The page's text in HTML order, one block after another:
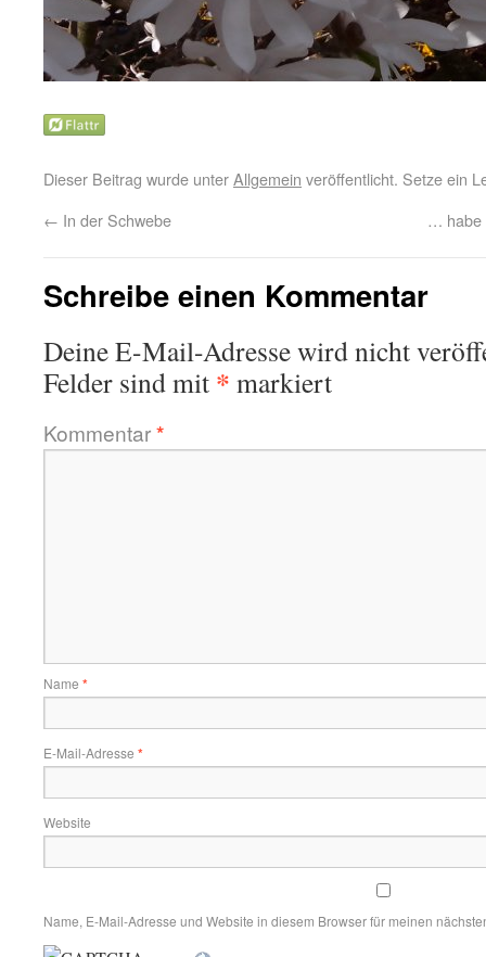
Dieser Beitrag wurde unterAllgemein veröffentlicht. Setze ein
← In der Schwebe … habe
Schreibe einen Kommentar
Deine E-Mail-Adresse wird nicht
Felder sind mit * markiert
Kommentar*
Name *
E-Mail-Adresse *
Website
Name, E-Mail-Adresse und Website in diesem Browser für meinen